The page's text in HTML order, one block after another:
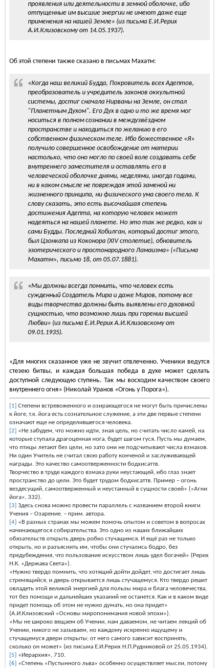
проявления или деятельности в земной оболочке, ибо
отпущенные им высшие энергии не имеют даже еще
применения на нашей Земле» (из письма Е.И.Рерих
А.И.Клизовскому от 14.05.1937).
Об этой степени также сказано в письмах Махатм:
«Когда наш великий Будда, Покровитель всех Адептов,
преобразователь и учредитель законов оккультной
системы, достиг сначала Нирваны на Земле, он стал
"Планетным Духом". Его Дух в одно и то же время мог
носиться в полном сознании в междузвёздном
пространстве и находиться по желанию в его
собственном физическом теле. Ибо божественное «Я»
получило совершенное освобождение от материи
настолько, что оно могло по своей воле создавать себе
внутреннего заместителя и оставлять его в
человеческой оболочке днями, неделями, иногда годами,
ни в каком смысле не повреждая этой заменой ни
жизненного принципа, ни физического ума своего тела. К
слову сказать, это есть высочайшая степень
достижения Адепта, на которую человек может
надеяться на нашей планете. Но это так же редко, как и
сами Будды. Последний Хобилган, который достиг этого,
был Цзонкапа из Коконора (XIV столетие), обновитель
эзотерического и простонародного Ламаизма» («Письма
Махатм», письмо 18, от 05.07.1881).
«Мы должны всегда помнить, что человек есть
сужденный Создатель Мира и даже Миров, потому все
виды творчества должны быть выявлены его духовной
сущностью, что возможно лишь при горении высшей
Любви» (из письма Е.И.Рерих А.И.Клизовскому от
09.01.1935).
«Для многих сказанное уже не звучит отвлеченно. Ученики ведутся
стезею битвы, и каждая большая победа в духе может сделать
доступной следующую ступень. Так мы восходим качеством своего
внутреннего огня» (Николай Уранов «Огонь у Порога»).
[1]
Степени встревоженного и озирающегося не могут быть причислены
к йоге, т.к. йога есть сознательное служение, а эти две первые степени
означают еще не определившегося человека.
[2]
«Не забудем, что можно идти, зная цель, но считать число камей, на
которые ступала драгоценная нога, будет шагом гуся. Пусть мы думаем,
что птицы летают без цели, но зато они не подсчитывают числа взмахов.
Ни один Учитель не считал свою работу конченой и заслуживающей
награды. Это качество самоотверженности бодхисаттв.
Творчество в труде каждого взмаха руки неустающей, ибо глаз знает
пространство до цели. Это будет трудом бодхисаттв. Пример – огонь
вездесущий, самоотверженный и неустанный в сущности своей» («Агни
йога», 332).
[3]
Здесь снова можно провести параллель с названием второй книги
Учения – Озарение. – прим. автора.
[4]
«В разных странах мы можем помочь опытом и советом в вопросах
начинающегося собирательства. Это одно из наших ближайших
обязательств открыть дверь робко стучащимся. И ещё раз не только
открыть, но и разъяснить им, чтобы они стучались бодро, без
предубеждения, что пользование искусством лишь удел богачей» (Рерих
Н.К. «Держава Света»).
«Нужно твердо помнить, что хотящий дойти дойдет, что достигает лишь
стремящийся, и дверь открывается лишь стучащемуся. Кто твердо решит
овладеть этой великой энергией для пользы мира и блага человечества,
тот без помощи и дальнейших указаний не останется. Как и в каком виде
придет помощь об этом не нужно думать, но она придет»
(А.И.Клизовский «Основы миропонимания новой эпохи»).
«Мы не широко вещаем об Учении, нам даваемом, не читаем лекций об
Учении, никого не зазываем, но каждому искренно ищущему и
стучащемуся двери открыты; от него самого зависит воспринять,
сколько он может» (из письма Е.И.Рерих Н.П.Рудниковой от 25.05.1934).
[5]
«Иерархия», 710.
[6]
«Степень «Пустынного льва» особенно осуществляет мысли, потому